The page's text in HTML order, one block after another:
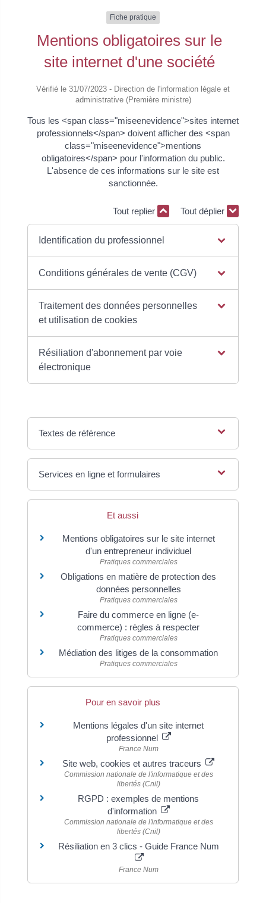
Fiche pratique
Mentions obligatoires sur le
site internet d'une société
Vérifié le 31/07/2023 - Direction de l'information légale et
administrative (Première ministre)
Tous les <span class="miseenevidence">sites internet
professionnels</span> doivent afficher des <span
class="miseenevidence">mentions
obligatoires</span> pour l'information du public.
L'absence de ces informations sur le site est
sanctionnée.
Tout replier Tout déplier
Identification du professionnel
Conditions générales de vente (CGV)
Traitement des données personnelles
et utilisation de cookies
Résiliation d'abonnement par voie
électronique
Textes de référence
Services en ligne et formulaires
Et aussi
Mentions obligatoires sur le site internet
d'un entrepreneur individuel
Pratiques commerciales
Obligations en matière de protection des
données personnelles
Pratiques commerciales
Faire du commerce en ligne (e-
commerce) : règles à respecter
Pratiques commerciales
Médiation des litiges de la consommation
Pratiques commerciales
Pour en savoir plus
Mentions légales d'un site internet
professionnel
France Num
Site web, cookies et autres traceurs
Commission nationale de l'informatique et des
libertés (Cnil)
RGPD : exemples de mentions
d'information
Commission nationale de l'informatique et des
libertés (Cnil)
Résiliation en 3 clics - Guide France Num
France Num